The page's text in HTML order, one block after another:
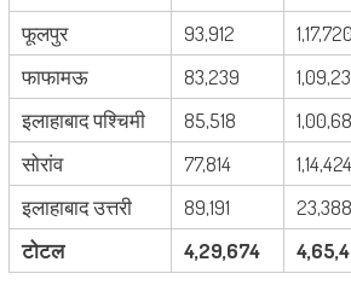
फूलपुर 93,912 1,17,720
फाफामऊ
83,239
इलाहाबाद पश्चिमी
85,518
सोरांव
77,814 1,14,424
इलाहाबाद उत्तरी
89,191 23,388
टोटल
4,29,674